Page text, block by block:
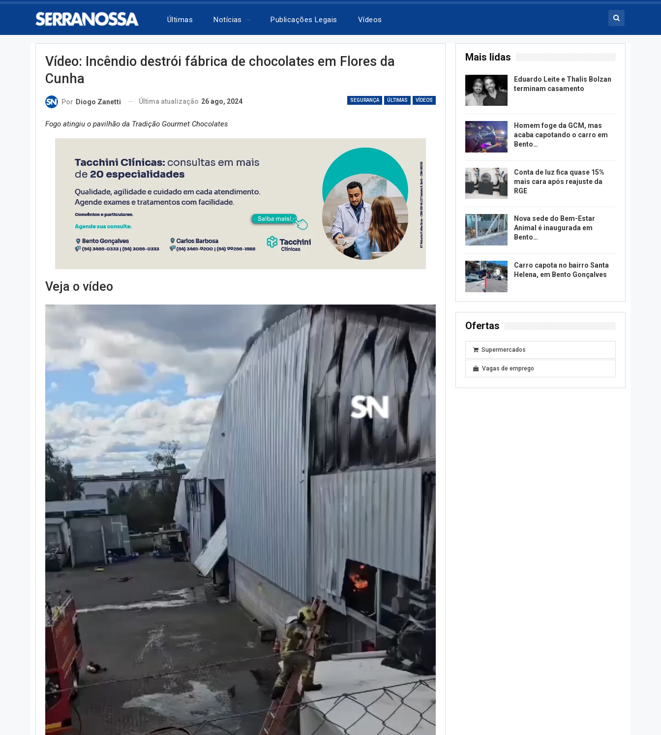
Últimas Notícias Publicações Legais Vídeos
Vídeo: Incêndio destrói fábrica de chocolates em Flores da
Cunha
SEGURANÇA ÚLTIMAS VÍDEOS
Por Diogo Zanetti Última atualização 26 ago, 2024
Fogo atingiu o pavilhão da Tradição Gourmet Chocolates
Veja o vídeo
Mais lidas
Eduardo Leite e Thalis Bolzan
terminam casamento
Homem foge da GCM, mas
acaba capotando o carro em
Bento…
Conta de luz fica quase 15%
mais cara após reajuste da
RGE
Nova sede do Bem-Estar
Animal é inaugurada em
Bento…
Carro capota no bairro Santa
Helena, em Bento Gonçalves
Ofertas
Supermercados
Vagas de emprego